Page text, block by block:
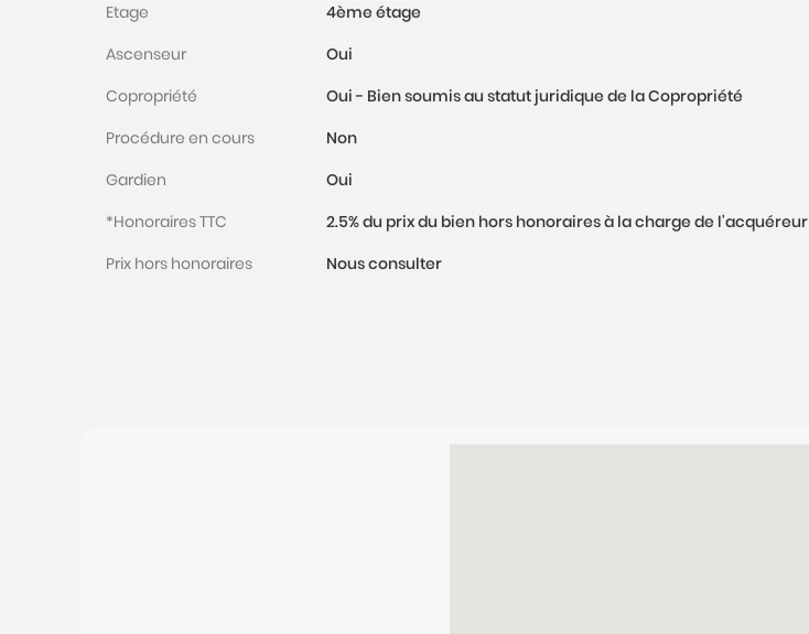
Etage
4ème étage
Ascenseur
Oui
Copropriété
Oui - Bien soumis au statut juridique de la Copropriété
Procédure en cours
Non
Gardien
Oui
*Honoraires TTC
2.5% du prix du bien hors honoraires à la charge de l'acquéreur
Prix hors honoraires
Nous consulter